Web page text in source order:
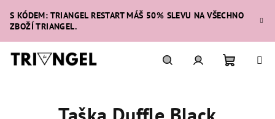
obsah
S KÓDEM: TRIANGEL RESTART MÁŠ 50% SLEVU NA VŠECHNO
ZBOŽÍ TRIANGEL.